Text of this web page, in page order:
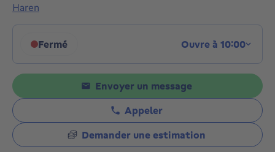
Haren
Fermé Ouvre à 10:00
Cliquez pour afficher les horaires
Envoyer un message
Appeler
Demander une estimation